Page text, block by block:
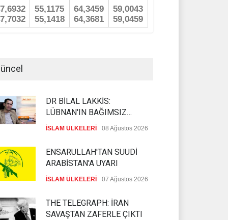
DR BİLAL LAKKİS:
LÜBNAN'IN BAĞIMSIZ
OLMASI İSTENMİYOR
İSLAM ÜLKELERİ 08 Ağustos 2026
ENSARULLAH'TAN SUUDİ
ARABİSTAN'A UYARI
İSLAM ÜLKELERİ 07 Ağustos 2026
THE TELEGRAPH: İRAN
SAVAŞTAN ZAFERLE ÇIKTI